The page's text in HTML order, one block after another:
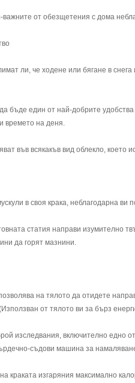
важните от обезщетения с дома
ли, че ходене или бягане в
бъде един от най-добрите
времето на деня.
във всякакъв вид облекло, което
в своя крака, неблагодарна
статия направи изумително
да горят мазнини.
на тялото да отидете
от тялото ви за бърз
изследвания, включително едно
съдови машина за
краката изгаряния максимално